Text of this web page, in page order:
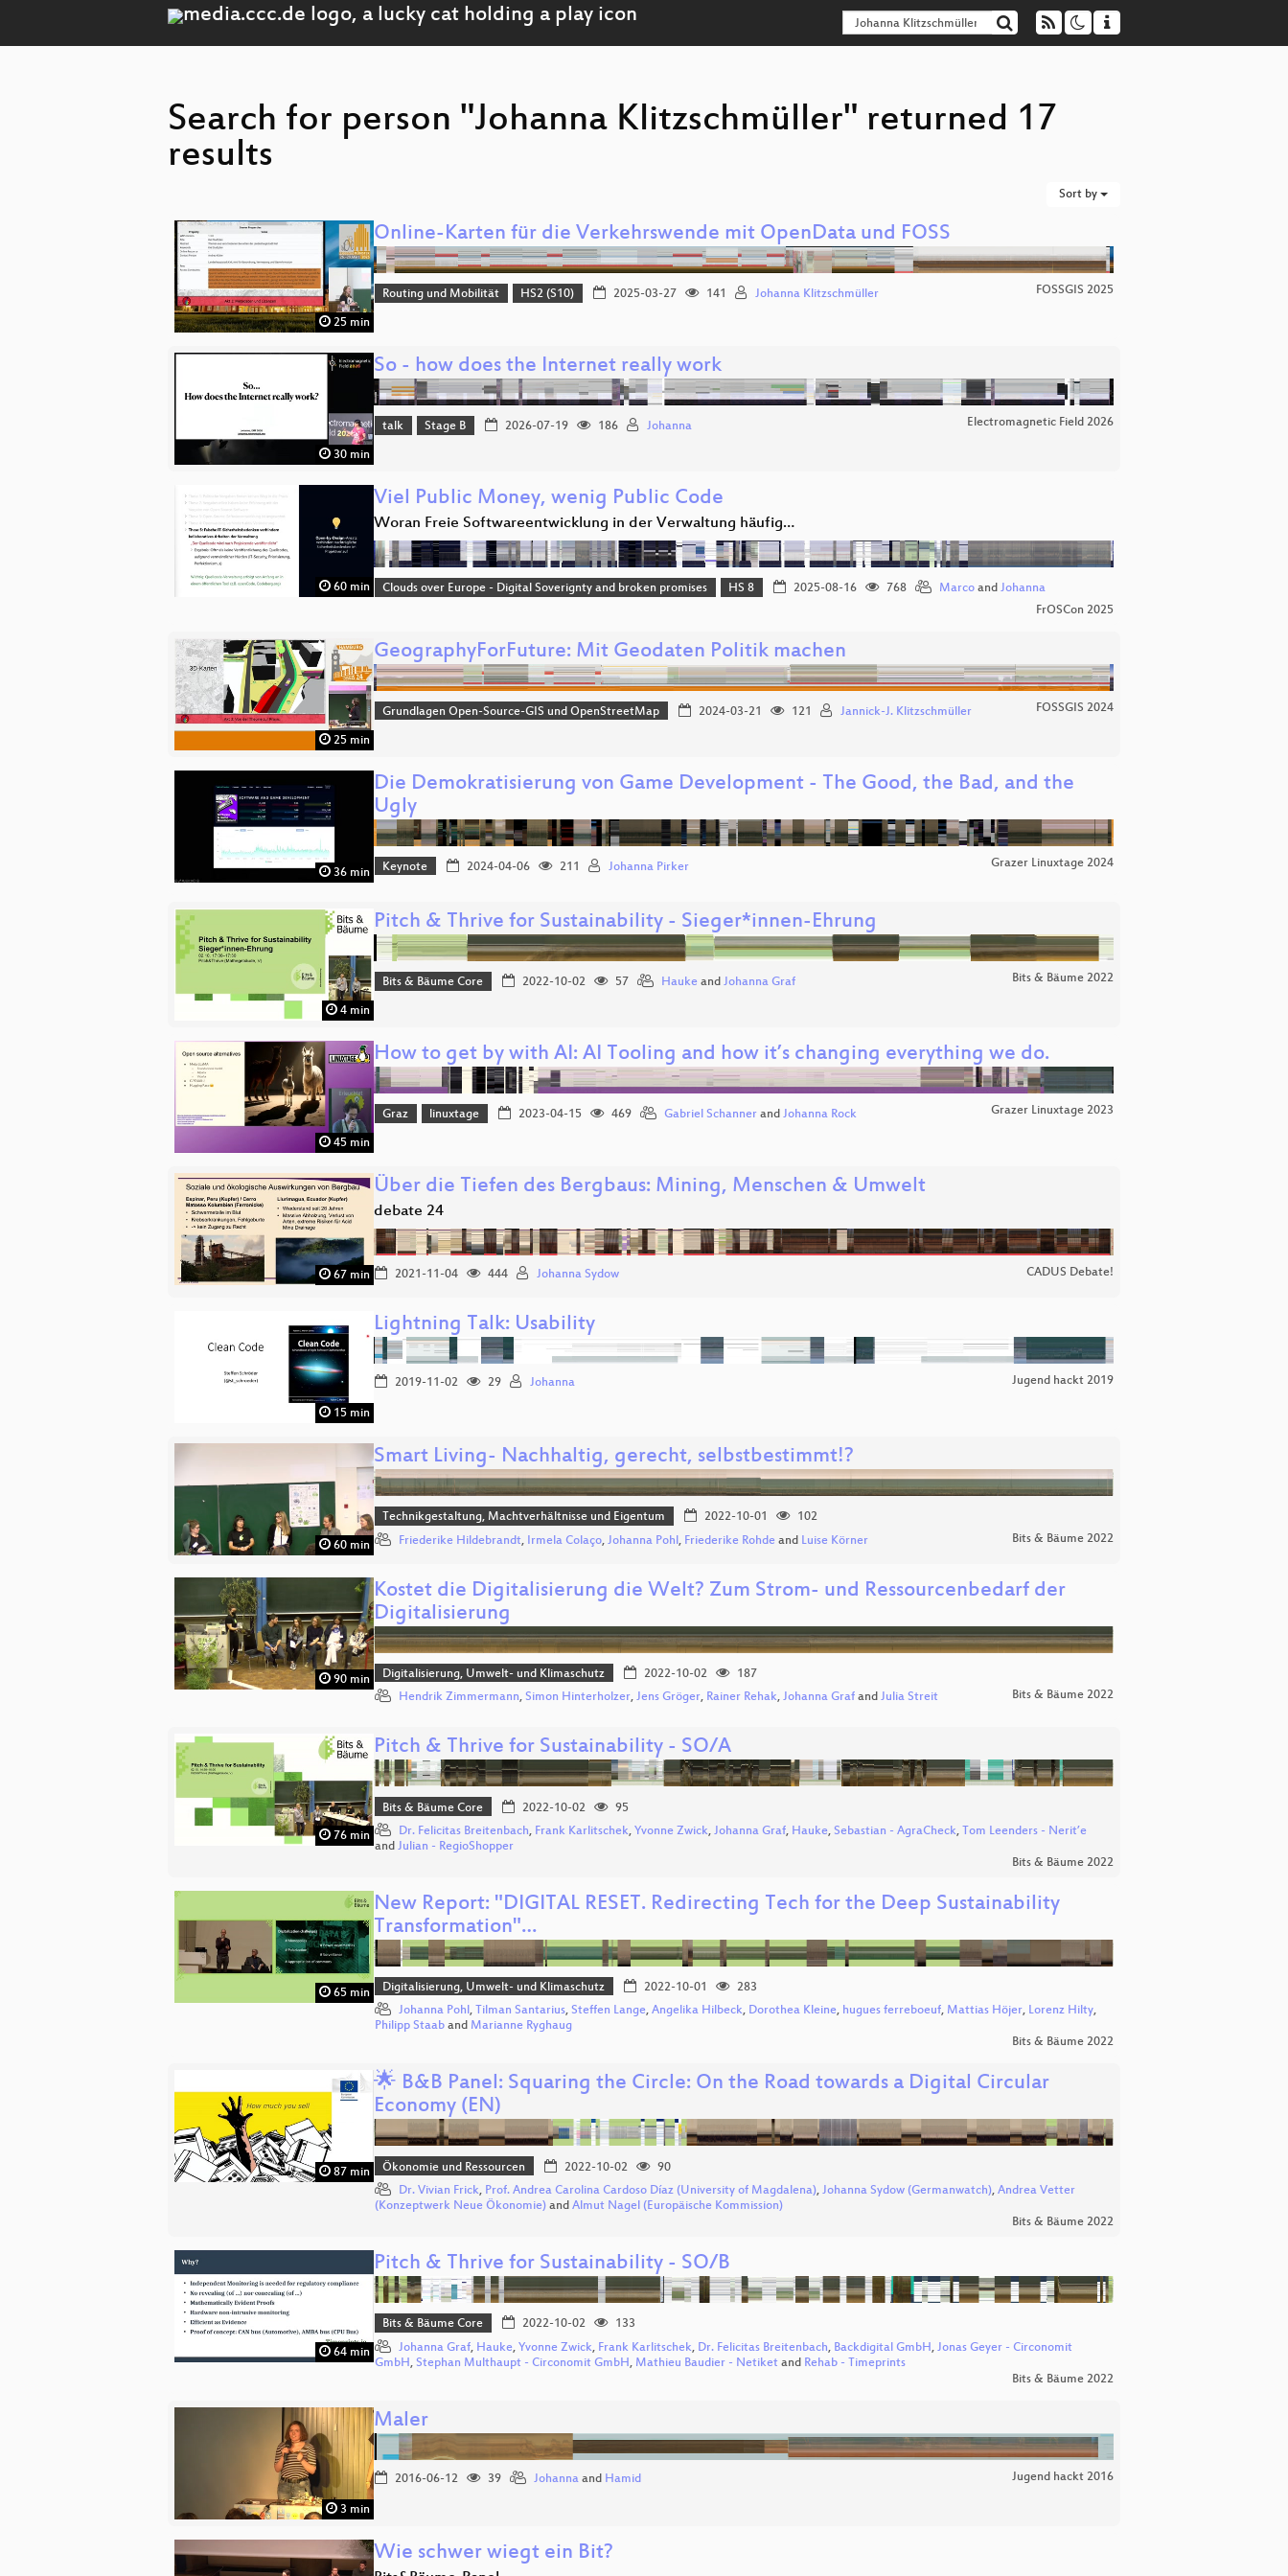
Search for person "Johanna Klitzschmüller" returned 17
results
Sort by
25 min
Online-Karten für die Verkehrswende mit OpenData und FOSS
Routing und Mobilität HS2 (S10) 2025-03-27 141 Johanna Klitzschmüller FOSSGIS 2025
30 min
So - how does the Internet really work
talk Stage B 2026-07-19 186 Johanna Electromagnetic Field 2026
60 min
Viel Public Money, wenig Public Code
Woran Freie Softwareentwicklung in der Verwaltung häufig…
Clouds over Europe - Digital Soverignty and broken promises HS 8 2025-08-16 768 Marcoand Johanna
FrOSCon 2025
25 min
GeographyForFuture: Mit Geodaten Politik machen
Grundlagen Open-Source-GIS und OpenStreetMap 2024-03-21 121 Jannick-J. Klitzschmüller FOSSGIS 2024
36 min
Die Demokratisierung von Game Development - The Good, the Bad, and the
Ugly
Keynote 2024-04-06 211 Johanna Pirker Grazer Linuxtage 2024
4 min
Pitch & Thrive for Sustainability - Sieger*innen-Ehrung
Bits & Bäume Core 2022-10-02 57 Haukeand Johanna Graf Bits & Bäume 2022
45 min
How to get by with AI: AI Tooling and how it’s changing everything we do.
Graz linuxtage 2023-04-15 469 Gabriel Schannerand Johanna Rock Grazer Linuxtage 2023
67 min
Über die Tiefen des Bergbaus: Mining, Menschen & Umwelt
debate 24
2021-11-04 444 Johanna Sydow CADUS Debate!
15 min
Lightning Talk: Usability
2019-11-02 29 Johanna Jugend hackt 2019
60 min
Smart Living- Nachhaltig, gerecht, selbstbestimmt!?
Technikgestaltung, Machtverhältnisse und Eigentum 2022-10-01
102
Friederike Hildebrandt, Irmela Colaço, Johanna Pohl , Friederike Rohde and Luise Körner Bits & Bäume 2022
90 min
Kostet die Digitalisierung die Welt? Zum Strom- und Ressourcenbedarf der
Digitalisierung
Digitalisierung, Umwelt- und Klimaschutz 2022-10-02
187
Hendrik Zimmermann, Simon Hinterholzer, Jens Gröger, Rainer Rehak, Johanna Graf and Julia Streit Bits & Bäume 2022
76 min
Pitch & Thrive for Sustainability - SO/A
Bits & Bäume Core 2022-10-02
95
Dr. Felicitas Breitenbach, Frank Karlitschek, Yvonne Zwick, Johanna Graf, Hauke, Sebastian - AgraCheck, Tom Leenders - Nerit’e
and Julian - RegioShopper
Bits & Bäume 2022
65 min
New Report: "DIGITAL RESET. Redirecting Tech for the Deep Sustainability
Transformation"…
Digitalisierung, Umwelt- und Klimaschutz 2022-10-01
283
Johanna Pohl, Tilman Santarius, Steffen Lange, Angelika Hilbeck, Dorothea Kleine, hugues ferreboeuf, Mattias Höjer, Lorenz Hilty,
Philipp Staab and Marianne Ryghaug
Bits & Bäume 2022
87 min
🌟 B&B Panel: Squaring the Circle: On the Road towards a Digital Circular
Economy (EN)
Ökonomie und Ressourcen 2022-10-02
90
Dr. Vivian Frick, Prof. Andrea Carolina Cardoso Díaz (University of Magdalena), Johanna Sydow (Germanwatch), Andrea Vetter
(Konzeptwerk Neue Ökonomie) and Almut Nagel (Europäische Kommission)
Bits & Bäume 2022
64 min
Pitch & Thrive for Sustainability - SO/B
Bits & Bäume Core 2022-10-02
133
Johanna Graf, Hauke, Yvonne Zwick, Frank Karlitschek, Dr. Felicitas Breitenbach, Backdigital GmbH, Jonas Geyer - Circonomit
GmbH, Stephan Multhaupt - Circonomit GmbH, Mathieu Baudier - Netiket and Rehab - Timeprints
Bits & Bäume 2022
3 min
Maler
2016-06-12 39 Johanna and Hamid Jugend hackt 2016
Wie schwer wiegt ein Bit?